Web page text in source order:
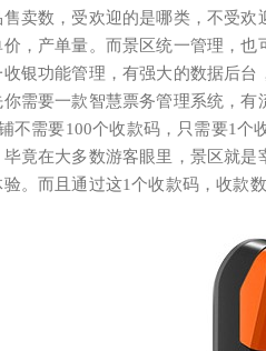
卖数，受欢迎的是哪类，不受
，产单量。而景区统一管理，
银功能管理，有强大的数据后
需要一款智慧票务管理系统，
不需要100个收款码，只需要1
竟在大多数游客眼里，景区就
。而且通过这1个收款码，收款